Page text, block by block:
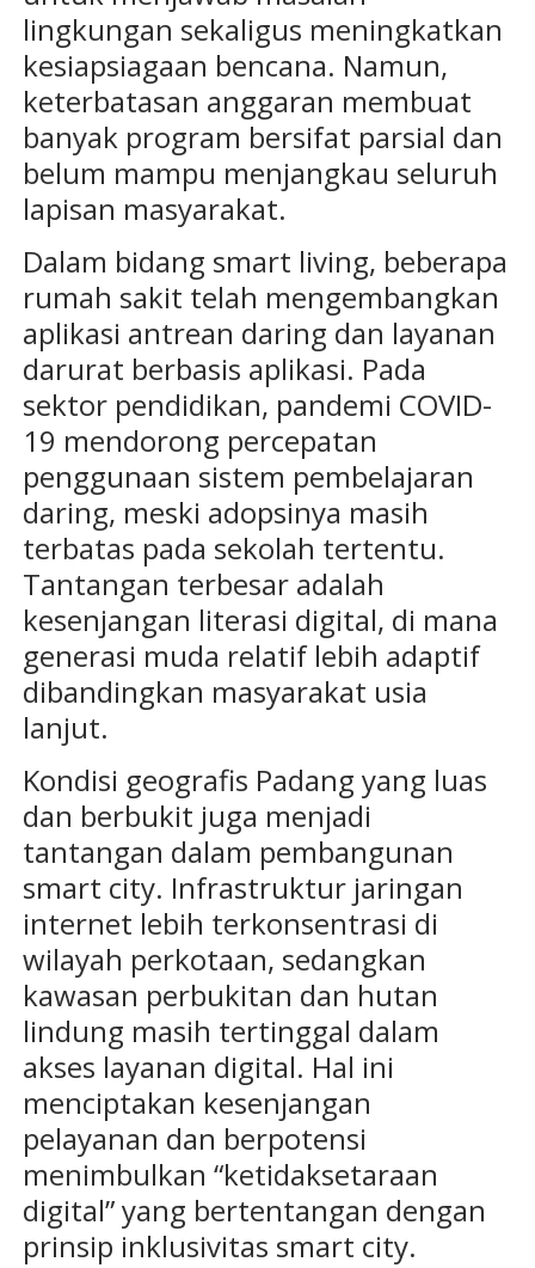
lingkungan sekaligus meningkatkan
kesiapsiagaan bencana. Namun,
keterbatasan anggaran membuat
banyak program bersifat parsial dan
belum mampu menjangkau seluruh
lapisan masyarakat.
Dalam bidang smart living, beberapa
rumah sakit telah mengembangkan
aplikasi antrean daring dan layanan
darurat berbasis aplikasi. Pada
sektor pendidikan, pandemi COVID-
19 mendorong percepatan
penggunaan sistem pembelajaran
daring, meski adopsinya masih
terbatas pada sekolah tertentu.
Tantangan terbesar adalah
kesenjangan literasi digital, di mana
generasi muda relatif lebih adaptif
dibandingkan masyarakat usia
lanjut.
Kondisi geografis Padang yang luas
dan berbukit juga menjadi
tantangan dalam pembangunan
smart city. Infrastruktur jaringan
internet lebih terkonsentrasi di
wilayah perkotaan, sedangkan
kawasan perbukitan dan hutan
lindung masih tertinggal dalam
akses layanan digital. Hal ini
menciptakan kesenjangan
pelayanan dan berpotensi
menimbulkan “ketidaksetaraan
digital” yang bertentangan dengan
prinsip inklusivitas smart city.